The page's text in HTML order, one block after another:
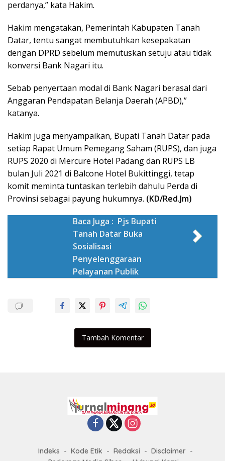
perdanya,” kata Hakim.
Hakim mengatakan, Pemerintah Kabupaten Tanah
Datar, tentu sangat membutuhkan kesepakatan
dengan DPRD sebelum memutuskan setuju atau tidak
konversi Bank Nagari itu.
Sebab penyertaan modal di Bank Nagari berasal dari
Anggaran Pendapatan Belanja Daerah (APBD),”
katanya.
Hakim juga menyampaikan, Bupati Tanah Datar pada
setiap Rapat Umum Pemegang Saham (RUPS), dan juga
RUPS 2020 di Mercure Hotel Padang dan RUPS LB
bulan Juli 2021 di Balcone Hotel Bukittinggi, tetap
komit meminta tuntaskan terlebih dahulu Perda di
Provinsi sebagai payung hukumnya. (KD/Red.Jm)
Baca Juga : Pjs Bupati
Tanah Datar Buka
Sosialisasi
Penyelenggaraan
Pelayanan Publik
Tambah Komentar
Indeks Kode Etik Redaksi
Disclaimer